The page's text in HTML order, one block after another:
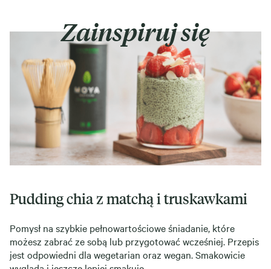
Zainspiruj się
Pudding chia z matchą i truskawkami
Pomysł na szybkie pełnowartościowe śniadanie, które
możesz zabrać ze sobą lub przygotować wcześniej. Przepis
jest odpowiedni dla wegetarian oraz wegan. Smakowicie